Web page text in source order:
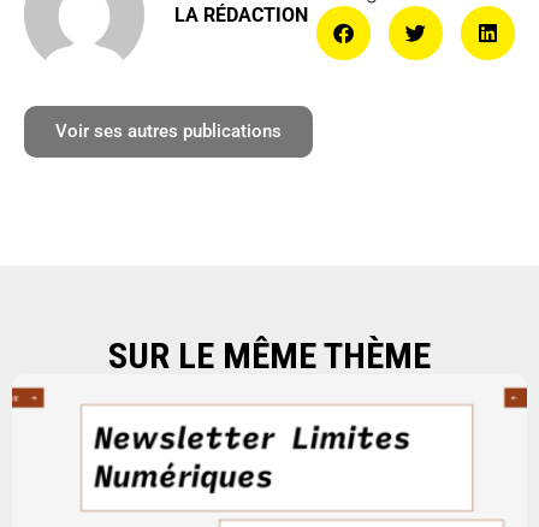
LA RÉDACTION
Voir ses autres publications
SUR LE MÊME THÈME